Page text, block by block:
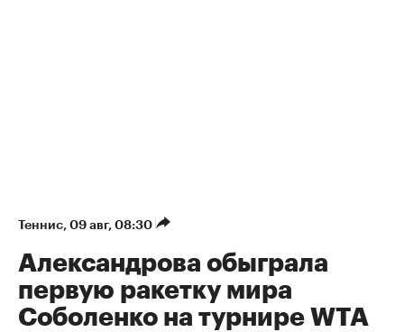
Теннис⁠, 09 авг, 08:30
Александрова обыграла
первую ракетку мира
Соболенко на турнире WTA